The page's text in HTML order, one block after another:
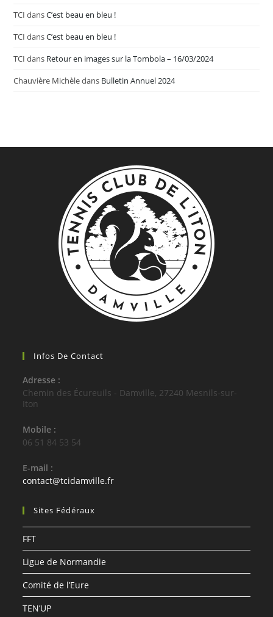
TCI dansC’est beau en bleu !
TCI dansC’est beau en bleu !
TCI dans Retour en images sur la Tombola – 16/03/2024
Chauvière Michèledans Bulletin Annuel 2024
Infos De Contact
Adresse :
Chemin des Écureuils - Damville, 27240 Mesnils-sur-
Iton
Mobile :
06 51 84 53 54
E-mail :
contact@tcidamville.frS’ouvre
Sites Fédéraux
FFT
Ligue de Normandie
Comité de l’Eure
TEN’UP